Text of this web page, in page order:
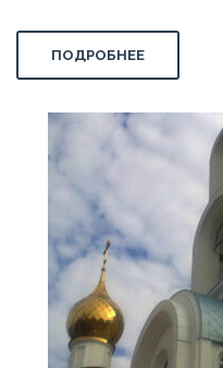
ПОДРОБНЕЕ